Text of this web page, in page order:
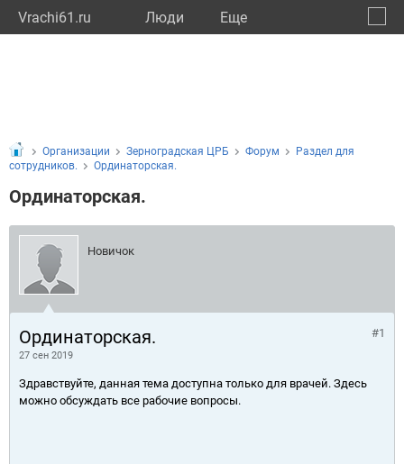
Vrachi61.ru Люди Eще
Организации Зерноградская ЦРБ Форум
Раздел для
сотрудников.
Ординаторская.
Ординаторская.
Новичок
Ординаторская.
27 сен 2019
#1
Здравствуйте, данная тема доступна только для врачей. Здесь
можно обсуждать все рабочие вопросы.